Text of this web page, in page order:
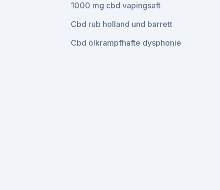
1000 mg cbd vapingsaft
Cbd rub holland und barrett
Cbd ölkrampfhafte dysphonie